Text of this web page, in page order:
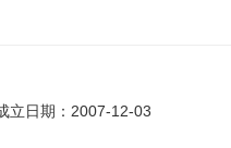
立日期：2007-12-03